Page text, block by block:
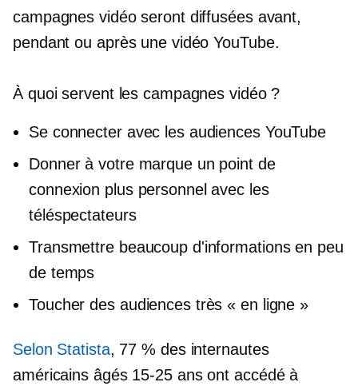
campagnes vidéo seront diffusées avant,
pendant ou après une vidéo YouTube.
À quoi servent les campagnes vidéo ?
Se connecter avec les audiences YouTube
Donner à votre marque un point de
connexion plus personnel avec les
téléspectateurs
Transmettre beaucoup d'informations en peu
de temps
Toucher des audiences très « en ligne »
Selon Statista, 77 % des internautes
américains âgés 15-25ans ont accédé à